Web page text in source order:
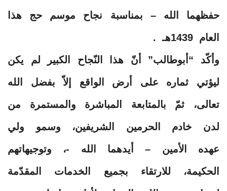
حفظهما الله – بمناسبة نجاح موسم حج هذا
العام 1439هـ .
وأكّد “أبوطالب” أنّ هذا النّجاح الكبير لم يكن
ليؤتي ثماره على أرض الواقع إلاّ بفضل الله
تعالى، ثمّ بالمتابعة المباشرة والمستمرة من
لدن خادم الحرمين الشريفين، وسمو ولي
عهده الأمين – أيدهما الله -، وتوجيهاتهم
الحكيمة، للارتقاء بجميع الخدمات المقدّمة